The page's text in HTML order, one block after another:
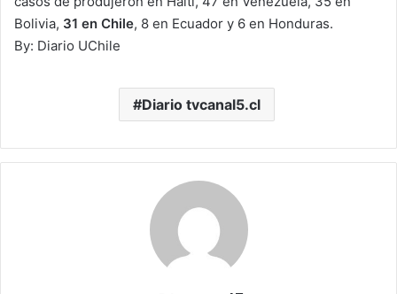
Bolivia, 31 en Chile, 8 en Ecuador y 6 en Honduras.
By: Diario UChile
Diario tvcanal5.cl